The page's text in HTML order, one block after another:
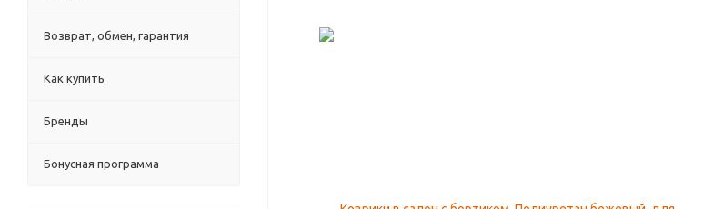
Возврат, обмен, гарантия
Как купить
Бренды
Бонусная программа